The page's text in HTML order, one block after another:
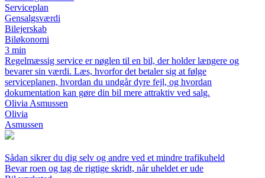
Serviceplan
Gensalgsværdi
Bilejerskab
Biløkonomi
3 min
Regelmæssig service er nøglen til en bil, der holder længere og
bevarer sin værdi. Læs, hvorfor det betaler sig at følge
serviceplanen, hvordan du undgår dyre fejl, og hvordan
dokumentation kan gøre din bil mere attraktiv ved salg.
Olivia Asmussen
Olivia
Asmussen
Sådan sikrer du dig selv og andre ved et mindre trafikuheld
Bevar roen og tag de rigtige skridt, når uheldet er ude